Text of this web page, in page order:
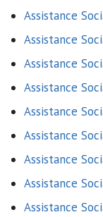
Assistance
Assistance
Assistance
Assistance
Assistance
Assistance
Assistance
Assistance
Assistance